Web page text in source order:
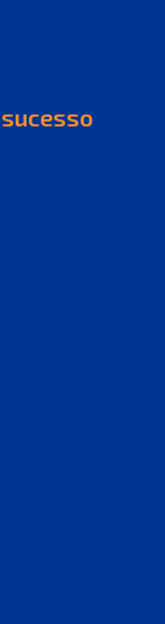
sucesso